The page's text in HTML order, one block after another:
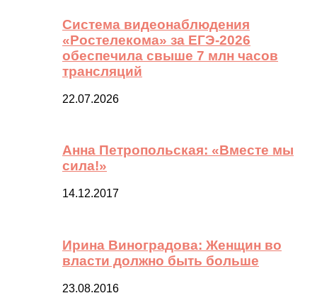
Система видеонаблюдения
«Ростелекома» за ЕГЭ-2026
обеспечила свыше 7 млн часов
трансляций
22.07.2026
Анна Петропольская: «Вместе мы
сила!»
14.12.2017
Ирина Виноградова: Женщин во
власти должно быть больше
23.08.2016